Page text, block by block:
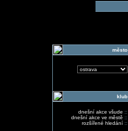
město
klub
dnešní akce všude ::
dnešní akce ve městě ::
rozšířené hledání::